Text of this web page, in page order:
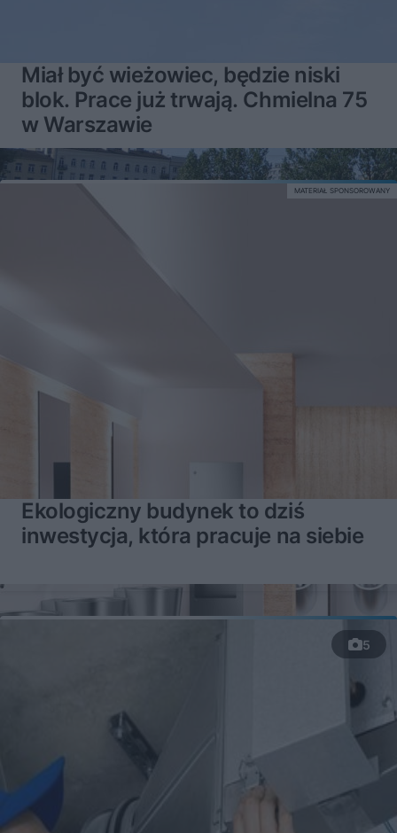
Miał być wieżowiec, będzie niski
blok. Prace już trwają. Chmielna 75
w Warszawie
Ekologiczny budynek to dziś
inwestycja, która pracuje na siebie
MATERIAŁ SPONSOROWANY
5